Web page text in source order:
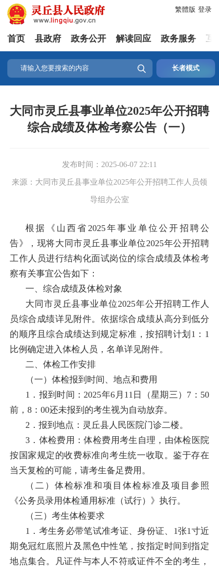
登录
繁體版
首页 县政府 政务公开 解读回应 政务服务 互
 长者模式
大同市灵丘县事业单位2025年公开招聘
综合成绩及体检考察公告（一）
发布时间： 2025-06-07 22:11
来源： 大同市灵丘县事业单位2025年公开招聘工作人员领
导组办公室
根据《山西省2025年事业单位公开招聘公
告》，现将大同市灵丘县事业单位2025年公开招聘
工作人员进行结构化面试岗位的综合成绩及体检考
察有关事宜公告如下：
一、综合成绩及体检对象
大同市灵丘县事业单位2025年公开招聘工作人
员综合成绩详见附件。依据综合成绩从高分到低分
的顺序且综合成绩达到规定标准，按招聘计划1：1
比例确定进入体检人员，名单详见附件。
二、体检工作安排
（一）体检报到时间、地点和费用
1．报到时间：2025年6月11日（星期三）7：50
前，8：00还未报到的考生视为自动放弃。
2．报到地点：灵丘县人民医院门诊二楼。
3．体检费用：体检费用考生自理，由体检医院
按国家规定的收费标准向考生统一收取。鉴于存在
当天复检的可能，请考生备足费用。
（二）体检标准和项目体检标准及项目参照
《公务员录用体检通用标准（试行）》执行。
（三）考生体检要求
1．考生务必带笔试准考证、身份证、1张1寸近
期免冠红底照片及黑色中性笔，按指定时间到指定
地点集合。凡证件与本人不符或证件不全的考生，